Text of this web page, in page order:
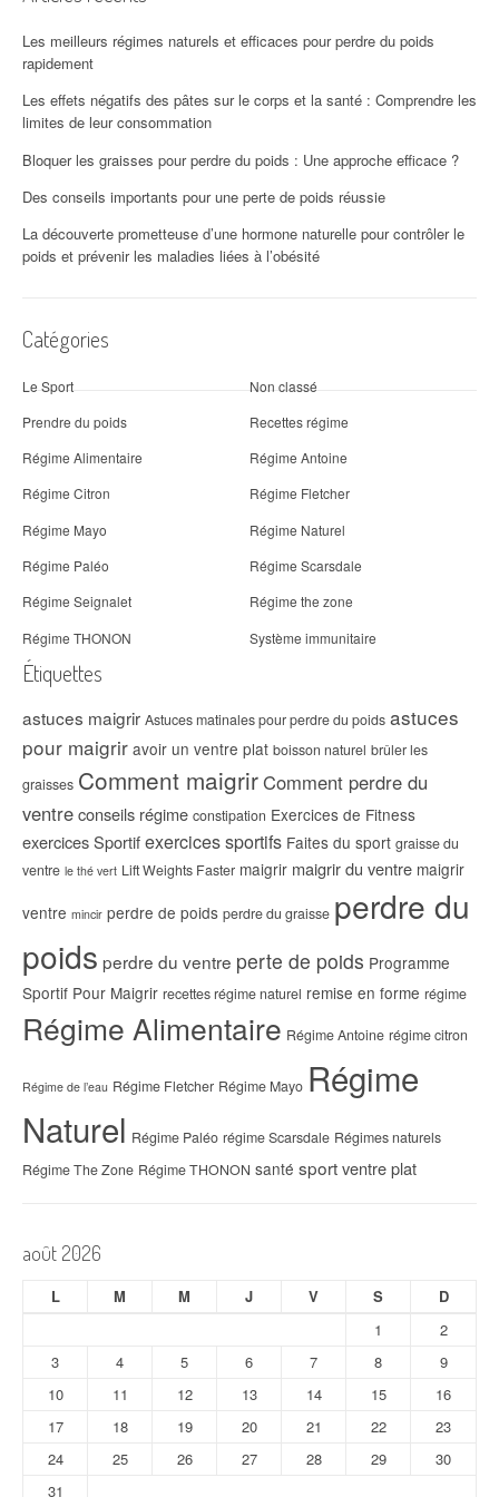
Les meilleurs régimes naturels et efficaces pour perdre du poids
rapidement
Les effets négatifs des pâtes sur le corps et la santé : Comprendre les
limites de leur consommation
Bloquer les graisses pour perdre du poids : Une approche efficace ?
Des conseils importants pour une perte de poids réussie
La découverte prometteuse d’une hormone naturelle pour contrôler le
poids et prévenir les maladies liées à l’obésité
Catégories
Le Sport
Non classé
Prendre du poids
Recettes régime
Régime Alimentaire
Régime Antoine
Régime Citron
Régime Fletcher
Régime Mayo
Régime Naturel
Régime Paléo
Régime Scarsdale
Régime Seignalet
Régime the zone
Régime THONON
Système immunitaire
Étiquettes
astuces maigrir Astuces matinales pour perdre du poids astuces
pour maigrir avoir un ventre plat boisson naturel brûler les
graisses Comment maigrirComment perdre du
ventreconseils régime constipation Exercices de Fitness
exercices Sportifexercices sportifs Faites du sport graisse du
ventre le thé vert Lift Weights Faster maigrir maigrir du ventre maigrir
ventre mincir perdre de poids perdre du graisse perdre du
poids perdre du ventre perte de poids Programme
Sportif Pour Maigrir recettes régime naturel remise en forme régime
Régime Alimentaire Régime Antoine régime citron
Régime de l’eau Régime Fletcher Régime Mayo Régime
Naturel Régime Paléo régime Scarsdale Régimes naturels
Régime The Zone Régime THONON santé sportventre plat
août 2026
L M M J V S D
1
2
3
4 5 6 7 8
9
10
11 12 13 14 15
16
17
18 19 20 21 22
23
24
25 26 27 28 29
30
31